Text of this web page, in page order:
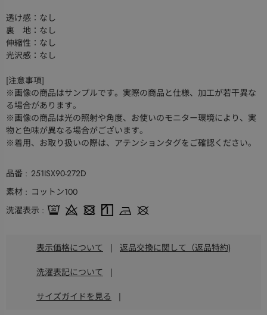
透け感：なし
裏 地：なし
伸縮性：なし
光沢感：なし
[注意事項]
※画像の商品はサンプルです。実際の商品と仕様、加工が若干異な
る場合があります。
※画像の商品は光の照射や角度、お使いのモニター環境により、実
物と色味が異なる場合がございます。
※着用、お取り扱いの際は、アテンションタグをご確認ください。
品番
251ISX90-272D
素材
コットン100
洗濯表示
表示価格について | 返品交換に関して（返品特約)
洗濯表記について |
サイズガイドを見る |